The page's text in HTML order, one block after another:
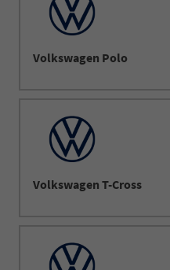
Volkswagen Polo
Volkswagen T-Cross